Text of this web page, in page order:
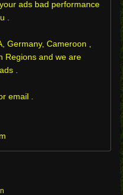
ads bad performance
.
Germany, Cameroon ,
Regions and we are
.
email .